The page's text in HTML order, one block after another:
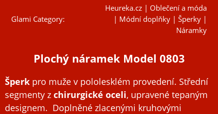
Glami Category:
Heureka.cz | Oblečení a móda
| Módní doplňky | Šperky |
Náramky
Plochý náramek Model 0803
Šperk pro muže v pololesklém provedení. Střední
segmenty z chirurgické oceli, upravené tepaným
designem. Doplněné zlacenými kruhovými